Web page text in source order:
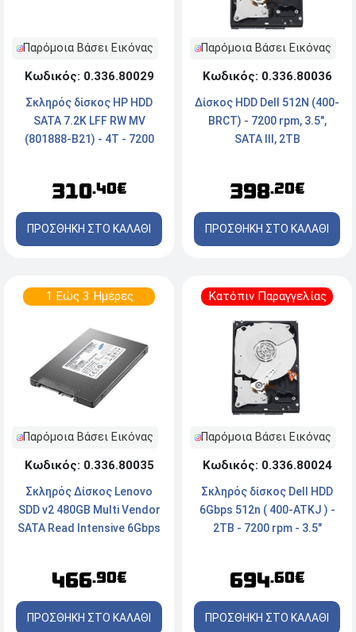
Παρόμοια Βάσει Εικόνας
Κωδικός: 0.336.80029
Σκληρός δίσκος HP HDD
SATA 7.2K LFF RW MV
(801888-B21) - 4T - 7200
310.40€
ΠΡΟΣΘΗΚΗ ΣΤΟ ΚΑΛΑΘΙ
Παρόμοια Βάσει Εικόνας
Κωδικός: 0.336.80036
Δίσκος HDD Dell 512N (400-
BRCT) - 7200 rpm, 3.5",
SATA III, 2TB
398.20€
ΠΡΟΣΘΗΚΗ ΣΤΟ ΚΑΛΑΘΙ
1 Εώς 3 Ημέρες
Παρόμοια Βάσει Εικόνας
Κωδικός: 0.336.80035
Σκληρός Δίσκος Lenovo
SDD v2 480GB Multi Vendor
SATA Read Intensive 6Gbps
466.90€
ΠΡΟΣΘΗΚΗ ΣΤΟ ΚΑΛΑΘΙ
Κατόπιν Παραγγελίας
Παρόμοια Βάσει Εικόνας
Κωδικός: 0.336.80024
Σκληρός δίσκος Dell HDD
6Gbps 512n ( 400-ATKJ ) -
2TB - 7200 rpm - 3.5"
694.60€
ΠΡΟΣΘΗΚΗ ΣΤΟ ΚΑΛΑΘΙ